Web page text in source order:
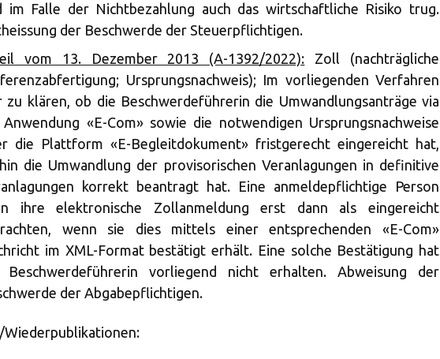
im Falle der Nichtbezahlung auch das wirtschaftliche Risiko trug.
der Beschwerde der Steuerpflichtigen.
vom 13. Dezember 2013 (A-1392/2022): Zoll (nachträgliche
Ursprungsnachweis); Im vorliegenden Verfahren
zu klären, ob die Beschwerdeführerin die Umwandlungsanträge via
Anwendung «E-Com» sowie die notwendigen Ursprungsnachweise
die Plattform «E-Begleitdokument» fristgerecht eingereicht hat,
die Umwandlung der provisorischen Veranlagungen in definitive
korrekt beantragt hat. Eine anmeldepflichtige Person
ihre elektronische Zollanmeldung erst dann als eingereicht
wenn sie dies mittels einer entsprechenden «E-Com»
im XML-Format bestätigt erhält. Eine solche Bestätigung hat
Beschwerdeführerin vorliegend nicht erhalten. Abweisung der
der Abgabepflichtigen.
Wiederpublikationen: